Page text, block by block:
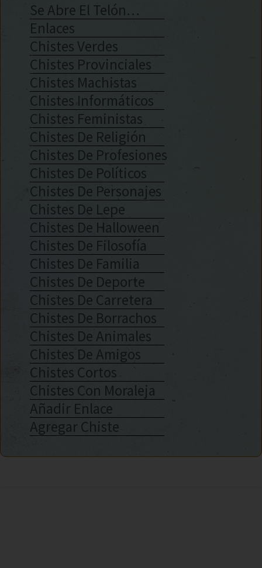
Se Abre El Telón…
Enlaces
Chistes Verdes
Chistes Provinciales
Chistes Machistas
Chistes Informáticos
Chistes Feministas
Chistes De Religión
Chistes De Profesiones
Chistes De Políticos
Chistes De Personajes
Chistes De Lepe
Chistes De Halloween
Chistes De Filosofía
Chistes De Familia
Chistes De Deporte
Chistes De Carretera
Chistes De Borrachos
Chistes De Animales
Chistes De Amigos
Chistes Cortos
Chistes Con Moraleja
Añadir Enlace
Agregar Chiste